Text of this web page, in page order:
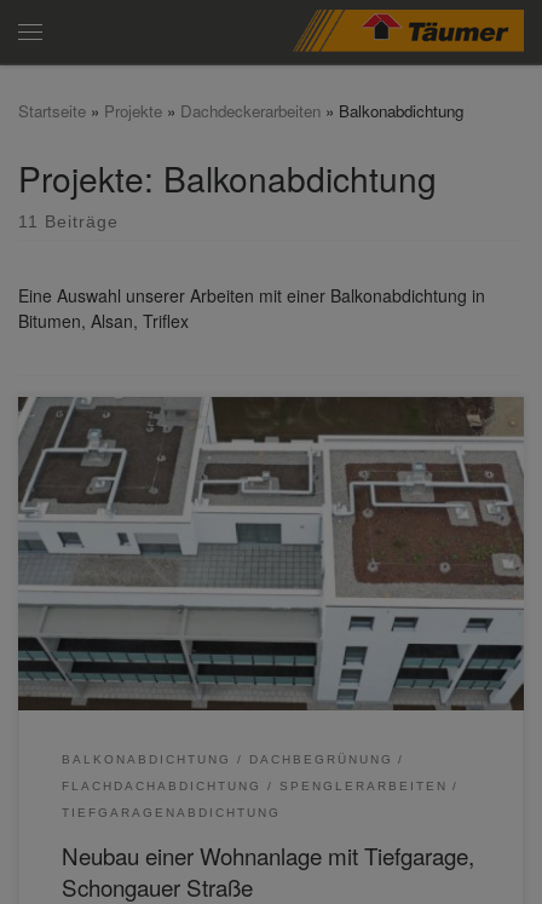
Zum Inhalt springen
Startseite » Projekte » Dachdeckerarbeiten » Balkonabdichtung
Projekte: Balkonabdichtung
11 Beiträge
Eine Auswahl unserer Arbeiten mit einer Balkonabdichtung in
Bitumen, Alsan, Triflex
BALKONABDICHTUNG
DACHBEGRÜNUNG
FLACHDACHABDICHTUNG
SPENGLERARBEITEN
TIEFGARAGENABDICHTUNG
Neubau einer Wohnanlage mit Tiefgarage,
Schongauer Straße